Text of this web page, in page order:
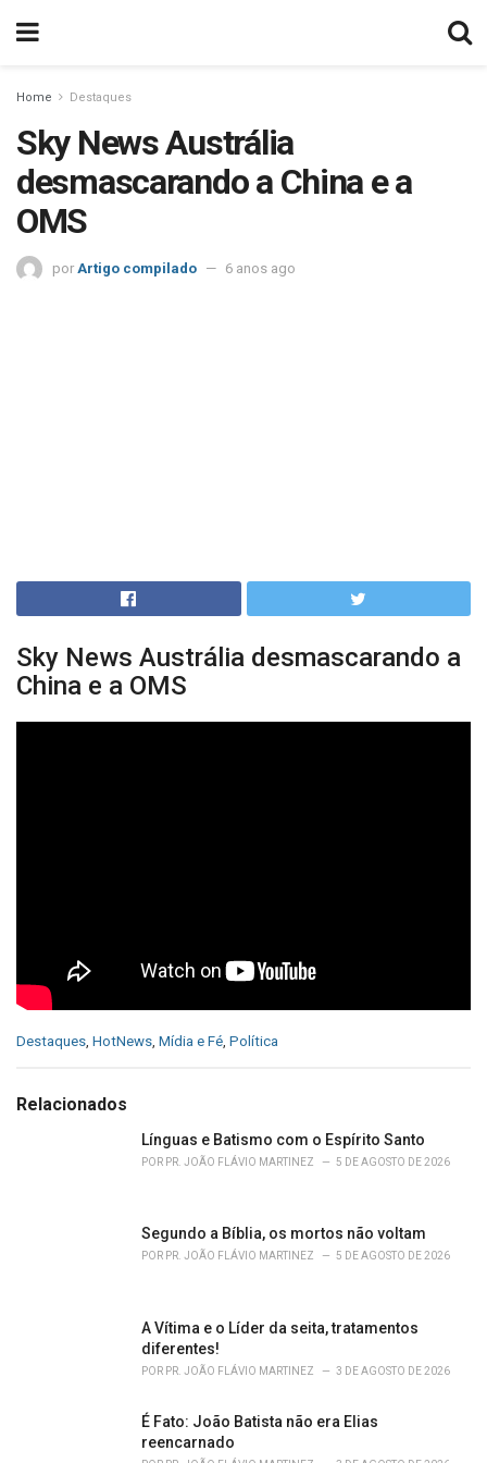
Home Destaques
Sky News Austrália
desmascarando a China e a
OMS
por Artigo compilado 6 anos ago
Sky News Austrália desmascarando a
China e a OMS
C
e
Destaques, HotNews, Mídia e Fé, Política
Relacionados
Línguas e Batismo com o Espírito Santo
POR PR. JOÃO FLÁVIO MARTINEZ 5 DE AGOSTO DE 2026
Segundo a Bíblia, os mortos não voltam
POR PR. JOÃO FLÁVIO MARTINEZ 5 DE AGOSTO DE 2026
A Vítima e o Líder da seita, tratamentos
diferentes!
POR PR. JOÃO FLÁVIO MARTINEZ 3 DE AGOSTO DE 2026
É Fato: João Batista não era Elias
reencarnado